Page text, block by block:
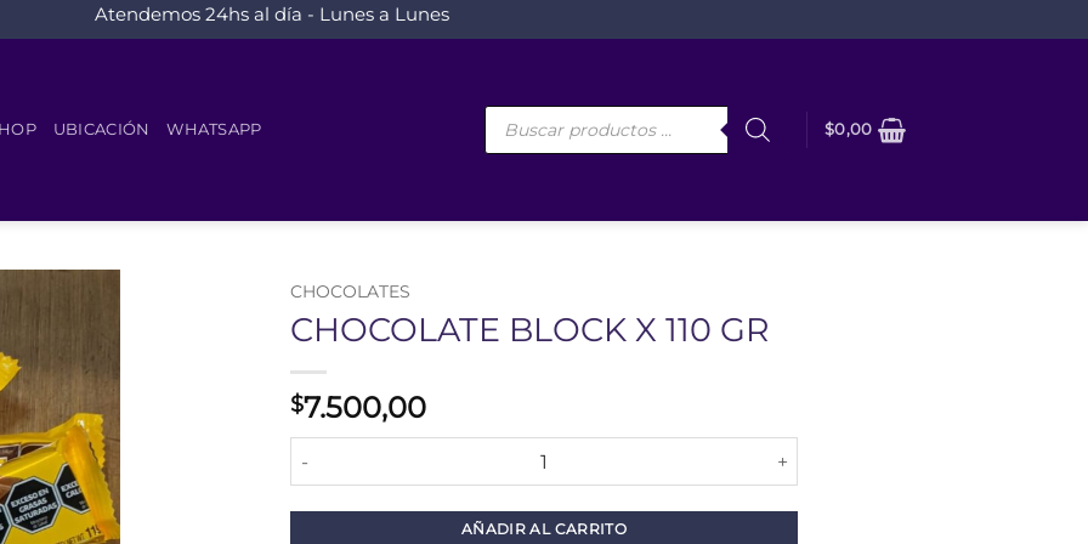
Atendemos 24hs al día - Lunes a Lunes
UBICACIÓN WHATSAPP
Búsqueda
$0,00
CHOCOLATES
CHOCOLATE BLOCK X 110 GR
$7.500,00
CHOCOLATE BLOCK X 110 GR cantidad
AÑADIR AL CARRITO